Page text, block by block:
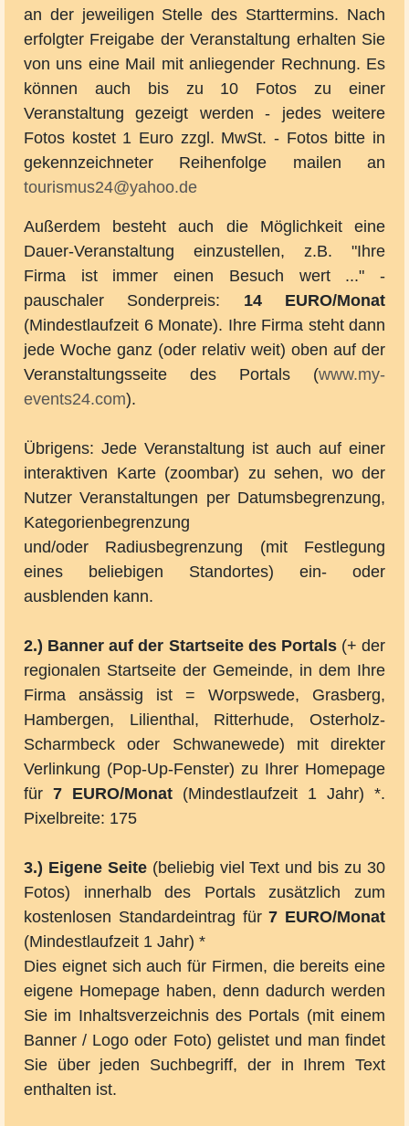
an der jeweiligen Stelle des Starttermins. Nach
erfolgter Freigabe der Veranstaltung erhalten Sie
von uns eine Mail mit anliegender Rechnung. Es
können auch bis zu 10 Fotos zu einer
Veranstaltung gezeigt werden - jedes weitere
Fotos kostet 1 Euro zzgl. MwSt. - Fotos bitte in
gekennzeichneter Reihenfolge mailen an
tourismus24@yahoo.de
Außerdem besteht auch die Möglichkeit eine
Dauer-Veranstaltung einzustellen, z.B. "Ihre
Firma ist immer einen Besuch wert ..." -
pauschaler Sonderpreis: 14 EURO/Monat
(Mindestlaufzeit 6 Monate). Ihre Firma steht dann
jede Woche ganz (oder relativ weit) oben auf der
Veranstaltungsseite des Portals (www.my-
events24.com).
Übrigens: Jede Veranstaltung ist auch auf einer
interaktiven Karte (zoombar) zu sehen, wo der
Nutzer Veranstaltungen per Datumsbegrenzung,
Kategorienbegrenzung
und/oder Radiusbegrenzung (mit Festlegung
eines beliebigen Standortes) ein- oder
ausblenden kann.
2.) Banner auf der Startseite des Portals(+ der
regionalen Startseite der Gemeinde, in dem Ihre
Firma ansässig ist = Worpswede, Grasberg,
Hambergen, Lilienthal, Ritterhude, Osterholz-
Scharmbeck oder Schwanewede) mit direkter
Verlinkung (Pop-Up-Fenster) zu Ihrer Homepage
für 7 EURO/Monat (Mindestlaufzeit 1 Jahr) *.
Pixelbreite: 175
3.) Eigene Seite(beliebig viel Text und bis zu 30
Fotos) innerhalb des Portals zusätzlich zum
kostenlosen Standardeintrag für7 EURO/Monat
(Mindestlaufzeit 1 Jahr) *
Dies eignet sich auch für Firmen, die bereits eine
eigene Homepage haben, denn dadurch werden
Sie im Inhaltsverzeichnis des Portals (mit einem
Banner / Logo oder Foto) gelistet und man findet
Sie über jeden Suchbegriff, der in Ihrem Text
enthalten ist.